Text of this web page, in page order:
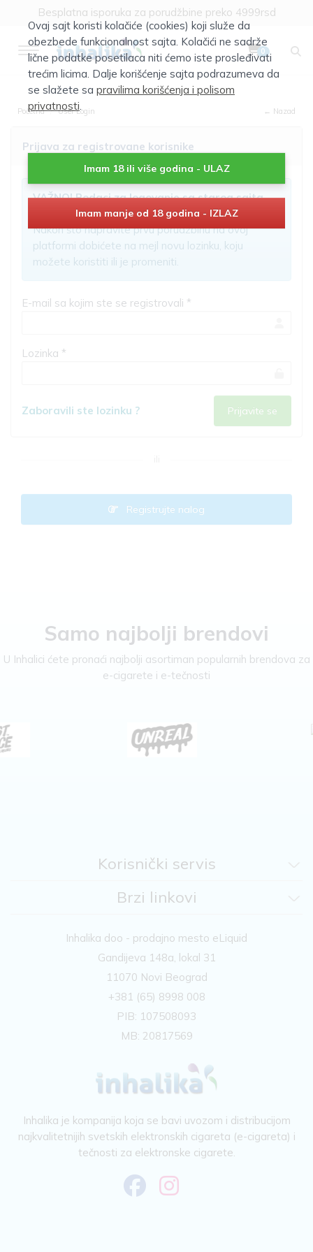
Besplatna isporuka za porudžbine preko 4999rsd
0
Početna User Login ← Nazad
Prijava za registrovane korisnike
VAŽNO! Podaci za logovanje sa starog sajta
nisu aktivni!
Nakon što napravite prvu porudžbinu na ovoj
platformi dobićete na mejl novu lozinku, koju
možete koristiti ili je promeniti.
E-mail sa kojim ste se registrovali *
Lozinka *
Zaboravili ste lozinku ?
Registrujte nalog
Samo najbolji brendovi
U Inhalici ćete pronaći najbolji asortiman popularnih brendova za
e-cigarete i e-tečnosti
Korisnički servis
Brzi linkovi
Inhalika doo - prodajno mesto eLiquid
Gandijeva 148a, lokal 31
11070 Novi Beograd
+381 (65) 8998 008
PIB: 107508093
MB: 20817569
Inhalika je kompanija koja se bavi uvozom i distribucijom
najkvalitetnijih svetskih elektronskih cigareta (e-cigareta) i
tečnosti za elektronske cigarete.
Ovaj sajt koristi kolačiće (cookies) koji služe da
obezbede funkcionalnost sajta. Kolačići ne sadrže
lične podatke posetilaca niti ćemo iste prosleđivati
trećim licima. Dalje korišćenje sajta podrazumeva da
se slažete sa pravilima korišćenja i polisom
privatnosti.
Imam 18 ili više godina - ULAZ
Imam manje od 18 godina - IZLAZ